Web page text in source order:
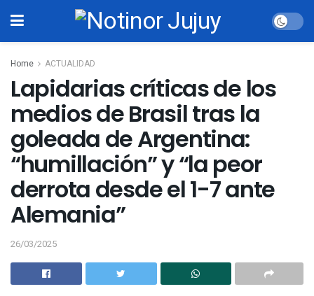
Home ACTUALIDAD
Lapidarias críticas de los
medios de Brasil tras la
goleada de Argentina:
“humillación” y “la peor
derrota desde el 1-7 ante
Alemania”
26/03/2025